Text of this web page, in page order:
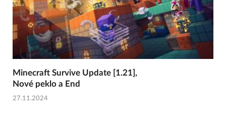
Minecraft Survive Update [1.21],
Nové peklo a End
27.11.2024